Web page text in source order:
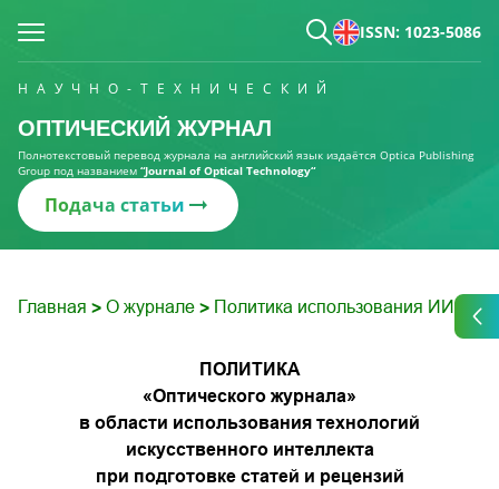
ISSN: 1023-5086
НАУЧНО-ТЕХНИЧЕСКИЙ
ОПТИЧЕСКИЙ ЖУРНАЛ
Полнотекстовый перевод журнала на английский язык издаётся Optica Publishing
Group под названием “Journal of Optical Technology“
Подача статьи
Главная > О журнале > Политика использования ИИ
ПОЛИТИКА
«Оптического журнала»
в области использования технологий
искусственного интеллекта
при подготовке статей и рецензий